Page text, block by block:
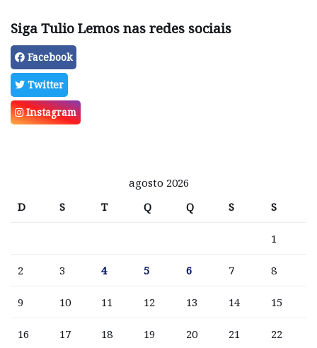
Siga Tulio Lemos nas redes sociais
Facebook
Twitter
Instagram
agosto 2026
D
S T Q Q S S
1
2 3 4 5 6 7 8
9 10 11 12 13 14 15
16 17 18 19 20 21 22